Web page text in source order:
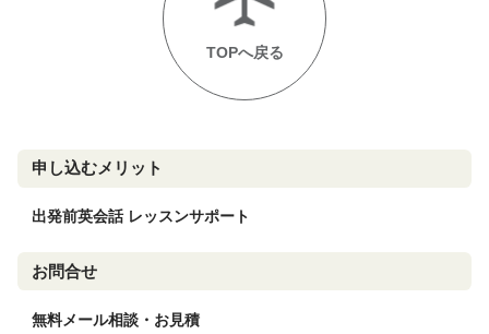
TOPへ戻る
申し込むメリット
出発前英会話 レッスンサポート
お問合せ
無料メール相談・お見積